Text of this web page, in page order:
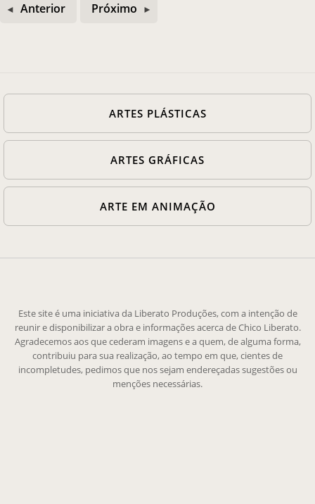
Anterior Próximo
ARTES PLÁSTICAS
ARTES GRÁFICAS
ARTE EM ANIMAÇÃO
Este site é uma iniciativa da Liberato Produções, com a intenção de
reunir e disponibilizar a obra e informações acerca de Chico Liberato.
Agradecemos aos que cederam imagens e a quem, de alguma forma,
contribuiu para sua realização, ao tempo em que, cientes de
incompletudes, pedimos que nos sejam endereçadas sugestões ou
menções necessárias.